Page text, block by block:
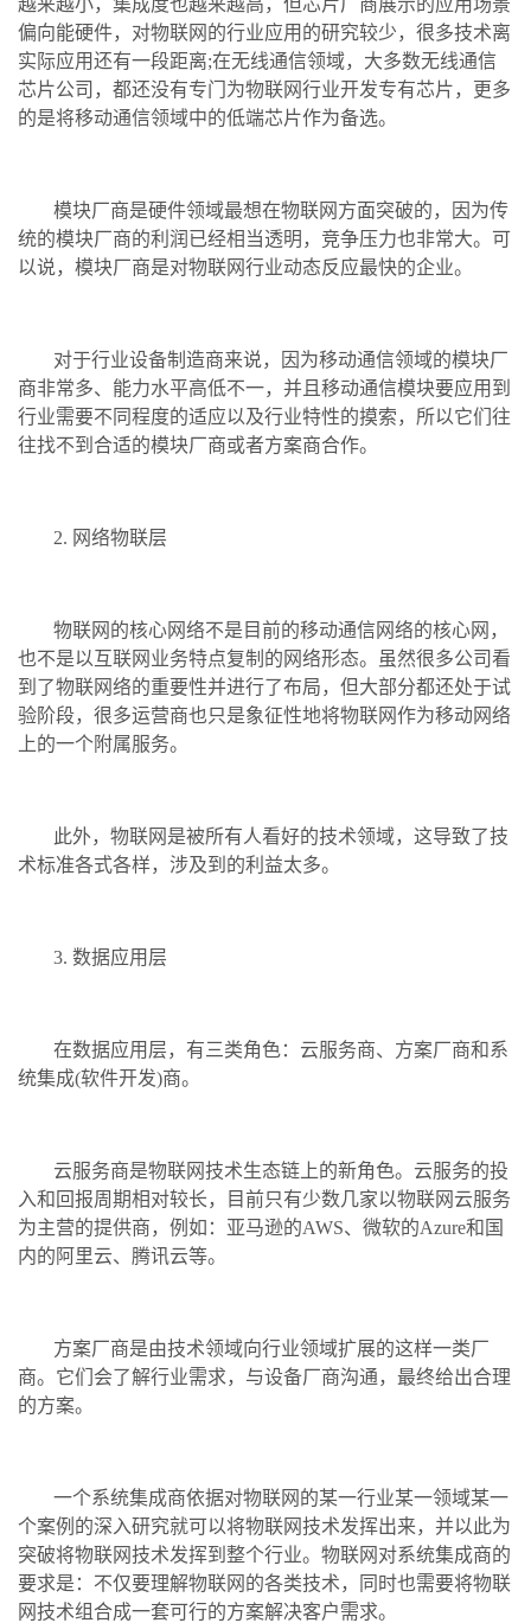
偏向能硬件，对物联网的行业应用的研究较少，很多技术离
实际应用还有一段距离;在无线通信领域，大多数无线通信
芯片公司，都还没有专门为物联网行业开发专有芯片，更多
的是将移动通信领域中的低端芯片作为备选。
模块厂商是硬件领域最想在物联网方面突破的，因为传
统的模块厂商的利润已经相当透明，竞争压力也非常大。可
以说，模块厂商是对物联网行业动态反应最快的企业。
对于行业设备制造商来说，因为移动通信领域的模块厂
商非常多、能力水平高低不一，并且移动通信模块要应用到
行业需要不同程度的适应以及行业特性的摸索，所以它们往
往找不到合适的模块厂商或者方案商合作。
2. 网络物联层
物联网的核心网络不是目前的移动通信网络的核心网，
也不是以互联网业务特点复制的网络形态。虽然很多公司看
到了物联网络的重要性并进行了布局，但大部分都还处于试
验阶段，很多运营商也只是象征性地将物联网作为移动网络
上的一个附属服务。
此外，物联网是被所有人看好的技术领域，这导致了技
术标准各式各样，涉及到的利益太多。
3. 数据应用层
在数据应用层，有三类角色：云服务商、方案厂商和系
统集成(软件开发)商。
云服务商是物联网技术生态链上的新角色。云服务的投
入和回报周期相对较长，目前只有少数几家以物联网云服务
为主营的提供商，例如：亚马逊的AWS、微软的Azure和国
内的阿里云、腾讯云等。
方案厂商是由技术领域向行业领域扩展的这样一类厂
商。它们会了解行业需求，与设备厂商沟通，最终给出合理
的方案。
一个系统集成商依据对物联网的某一行业某一领域某一
个案例的深入研究就可以将物联网技术发挥出来，并以此为
突破将物联网技术发挥到整个行业。物联网对系统集成商的
要求是：不仅要理解物联网的各类技术，同时也需要将物联
网技术组合成一套可行的方案解决客户需求。